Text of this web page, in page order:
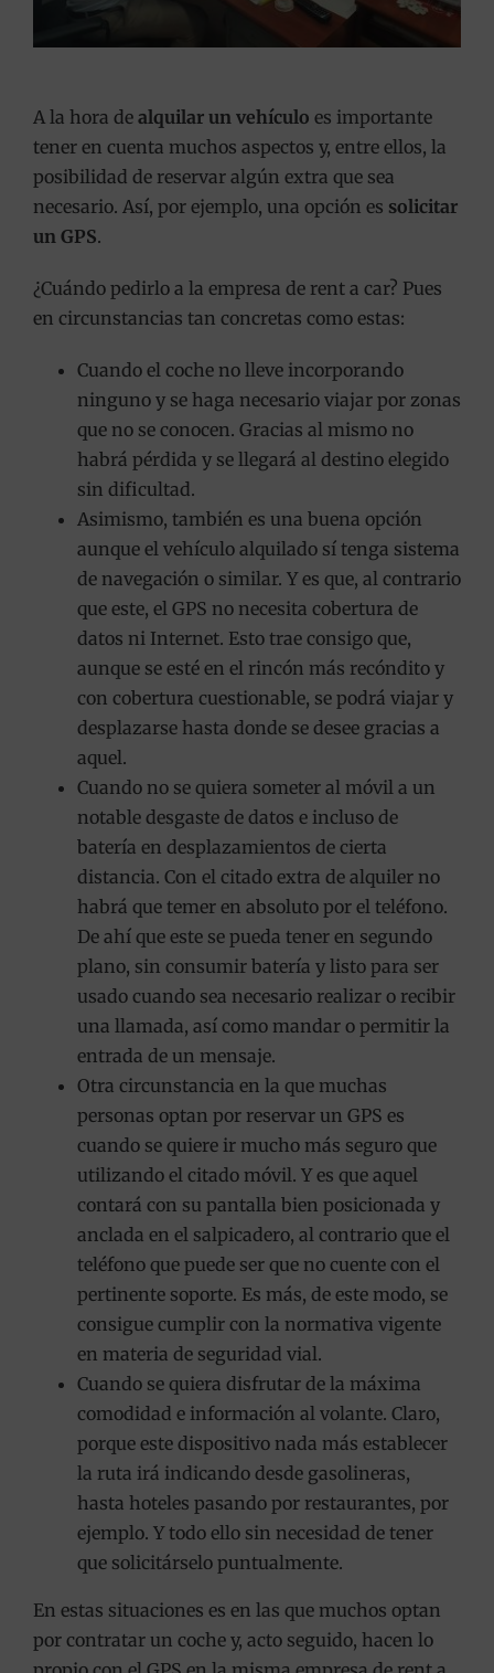
A la hora de alquilar un vehículo es importante
tener en cuenta muchos aspectos y, entre ellos, la
posibilidad de reservar algún extra que sea
necesario. Así, por ejemplo, una opción es solicitar
un GPS.
¿Cuándo pedirlo a la empresa de rent a car? Pues
en circunstancias tan concretas como estas:
Cuando el coche no lleve incorporando
ninguno y se haga necesario viajar por zonas
que no se conocen. Gracias al mismo no
habrá pérdida y se llegará al destino elegido
sin dificultad.
Asimismo, también es una buena opción
aunque el vehículo alquilado sí tenga sistema
de navegación o similar. Y es que, al contrario
que este, el GPS no necesita cobertura de
datos ni Internet. Esto trae consigo que,
aunque se esté en el rincón más recóndito y
con cobertura cuestionable, se podrá viajar y
desplazarse hasta donde se desee gracias a
aquel.
Cuando no se quiera someter al móvil a un
notable desgaste de datos e incluso de
batería en desplazamientos de cierta
distancia. Con el citado extra de alquiler no
habrá que temer en absoluto por el teléfono.
De ahí que este se pueda tener en segundo
plano, sin consumir batería y listo para ser
usado cuando sea necesario realizar o recibir
una llamada, así como mandar o permitir la
entrada de un mensaje.
Otra circunstancia en la que muchas
personas optan por reservar un GPS es
cuando se quiere ir mucho más seguro que
utilizando el citado móvil. Y es que aquel
contará con su pantalla bien posicionada y
anclada en el salpicadero, al contrario que el
teléfono que puede ser que no cuente con el
pertinente soporte. Es más, de este modo, se
consigue cumplir con la normativa vigente
en materia de seguridad vial.
Cuando se quiera disfrutar de la máxima
comodidad e información al volante. Claro,
porque este dispositivo nada más establecer
la ruta irá indicando desde gasolineras,
hasta hoteles pasando por restaurantes, por
ejemplo. Y todo ello sin necesidad de tener
que solicitárselo puntualmente.
En estas situaciones es en las que muchos optan
por contratar un coche y, acto seguido, hacen lo